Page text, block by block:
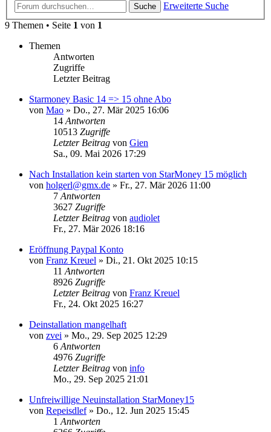
Suche
Erweiterte Suche
9 Themen • Seite 1 von 1
Themen
Antworten
Zugriffe
Letzter Beitrag
Starmoney Basic 14 => 15 ohne Abo
von Mao » Do., 27. Mär 2025 16:06
14 Antworten
10513 Zugriffe
Letzter Beitrag von Gien
Sa., 09. Mai 2026 17:29
Nach Installation kein starten von StarMoney 15 möglich
von holgerl@gmx.de » Fr., 27. Mär 2026 11:00
7 Antworten
3627 Zugriffe
Letzter Beitrag von audiolet
Fr., 27. Mär 2026 18:16
Eröffnung Paypal Konto
von Franz Kreuel » Di., 21. Okt 2025 10:15
11 Antworten
8926 Zugriffe
Letzter Beitrag von Franz Kreuel
Fr., 24. Okt 2025 16:27
Deinstallation mangelhaft
von zvei » Mo., 29. Sep 2025 12:29
6 Antworten
4976 Zugriffe
Letzter Beitrag von info
Mo., 29. Sep 2025 21:01
Unfreiwillige Neuinstallation StarMoney15
von Repeisdlef» Do., 12. Jun 2025 15:45
1 Antworten